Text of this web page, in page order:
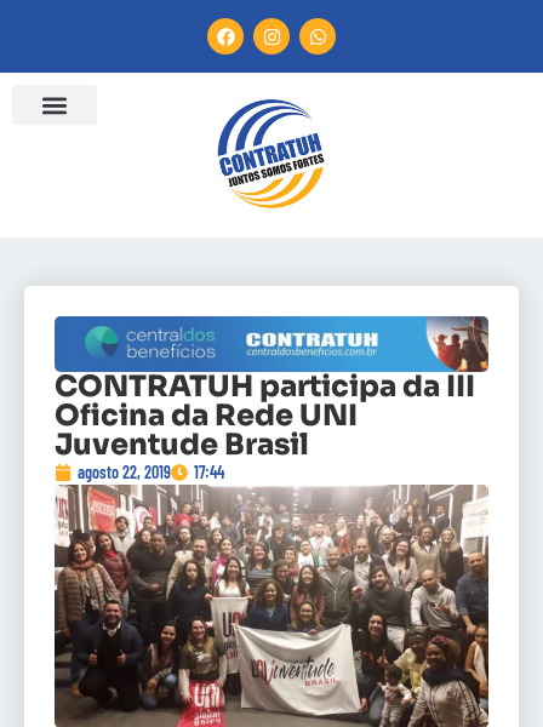
CONTRATUH participa da III
Oficina da Rede UNI
Juventude Brasil
agosto 22, 2019 17:44